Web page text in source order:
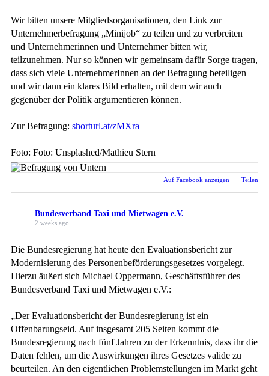
Wir bitten unsere Mitgliedsorganisationen, den Link zur
Unternehmerbefragung „Minijob“ zu teilen und zu verbreiten
und Unternehmerinnen und Unternehmer bitten wir,
teilzunehmen. Nur so können wir gemeinsam dafür Sorge tragen,
dass sich viele UnternehmerInnen an der Befragung beteiligen
und wir dann ein klares Bild erhalten, mit dem wir auch
gegenüber der Politik argumentieren können.
Zur Befragung: shorturl.at/zMXra
Foto: Foto: Unsplashed/Mathieu Stern
Auf Facebook anzeigen · Teilen
Bundesverband Taxi und Mietwagen e.V.
2 weeks ago
Die Bundesregierung hat heute den Evaluationsbericht zur
Modernisierung des Personenbeförderungsgesetzes vorgelegt.
Hierzu äußert sich Michael Oppermann, Geschäftsführer des
Bundesverband Taxi und Mietwagen e.V.:
„Der Evaluationsbericht der Bundesregierung ist ein
Offenbarungseid. Auf insgesamt 205 Seiten kommt die
Bundesregierung nach fünf Jahren zu der Erkenntnis, dass ihr die
Daten fehlen, um die Auswirkungen ihres Gesetzes valide zu
beurteilen. An den eigentlichen Problemstellungen im Markt geht